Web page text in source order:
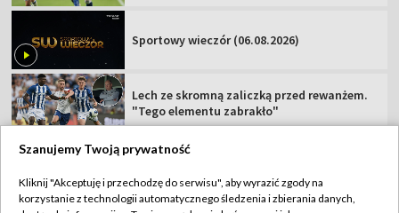
Sportowy wieczór (06.08.2026)
Lech ze skromną zaliczką przed rewanżem.
"Tego elementu zabrakło"
TVP
Szanujemy Twoją prywatność
Kliknij "Akceptuję i przechodzę do serwisu", aby wyrazić zgody na
korzystanie z technologii automatycznego śledzenia i zbierania danych,